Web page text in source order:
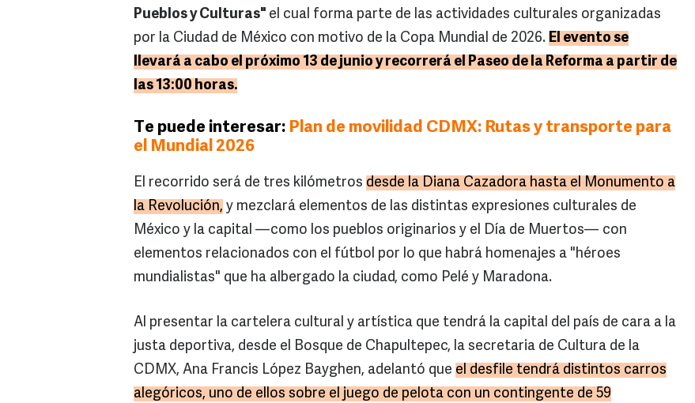
Pueblos y Culturas" el cual forma parte de las actividades culturales organizadas
por la Ciudad de México con motivo de la Copa Mundial de 2026. El evento se
llevará a cabo el próximo 13 de junio y recorrerá el Paseo de la Reforma a partir de
las 13:00 horas.
Te puede interesar: Plan de movilidad CDMX: Rutas y transporte para
el Mundial 2026
El recorrido será de tres kilómetros desde la Diana Cazadora hasta el Monumento a
la Revolución, y mezclará elementos de las distintas expresiones culturales de
México y la capital —como los pueblos originarios y el Día de Muertos— con
elementos relacionados con el fútbol por lo que habrá homenajes a "héroes
mundialistas" que ha albergado la ciudad, como Pelé y Maradona.
Al presentar la cartelera cultural y artística que tendrá la capital del país de cara a la
justa deportiva, desde el Bosque de Chapultepec, la secretaria de Cultura de la
CDMX, Ana Francis López Bayghen, adelantó que el desfile tendrá distintos carros
alegóricos, uno de ellos sobre el juego de pelota con un contingente de 59